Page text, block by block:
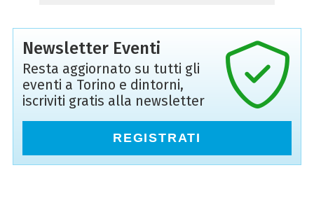
Newsletter Eventi
Resta aggiornato su tutti gli
eventi a Torino e dintorni,
iscriviti gratis alla newsletter
REGISTRATI